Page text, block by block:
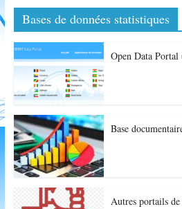
Bases de données statistiques
Open Data
Base
Autres portails de